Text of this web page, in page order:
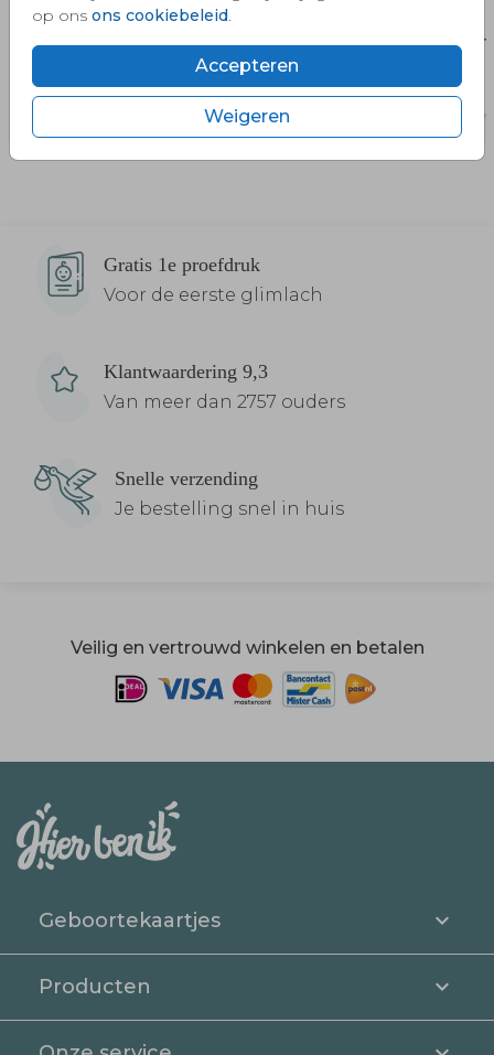
op ons ons cookiebeleid
Accepteren
Weigeren
Gratis 1e proefdruk
Voor de eerste glimlach
Klantwaardering 9,3
Van meer dan 2757 ouders
Snelle verzending
Je bestelling snel in huis
Veilig en vertrouwd winkelen en betalen
Geboortekaartjes
Producten